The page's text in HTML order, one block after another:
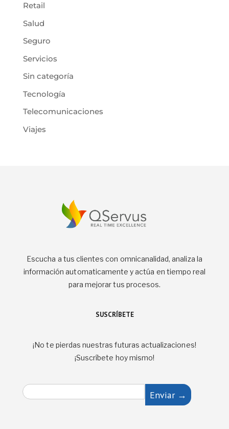
Retail
Salud
Seguro
Servicios
Sin categoría
Tecnología
Telecomunicaciones
Viajes
Escucha a tus clientes con omnicanalidad, analiza la
información automaticamente y actúa en tiempo real
para mejorar tus procesos.
SUSCRÍBETE
¡No te pierdas nuestras futuras actualizaciones!
¡Suscríbete hoy mismo!
E
m
Enviar →